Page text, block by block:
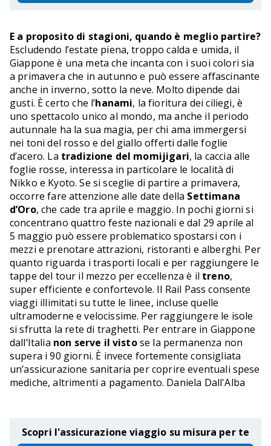
E a proposito di stagioni, quando è meglio partire?
Escludendo l’estate piena, troppo calda e umida, il
Giappone è una meta che incanta con i suoi colori sia
a primavera che in autunno e può essere affascinante
anche in inverno, sotto la neve. Molto dipende dai
gusti. È certo che l’hanami, la fioritura dei ciliegi, è
uno spettacolo unico al mondo, ma anche il periodo
autunnale ha la sua magia, per chi ama immergersi
nei toni del rosso e del giallo offerti dalle foglie
d’acero. La tradizione del momijigari, la caccia alle
foglie rosse, interessa in particolare le località di
Nikko e Kyoto. Se si sceglie di partire a primavera,
occorre fare attenzione alle date della Settimana
d’Oro, che cade tra aprile e maggio. In pochi giorni si
concentrano quattro feste nazionali e dal 29 aprile al
5 maggio può essere problematico spostarsi con i
mezzi e prenotare attrazioni, ristoranti e alberghi. Per
quanto riguarda i trasporti locali e per raggiungere le
tappe del tour il mezzo per eccellenza è il treno,
super efficiente e confortevole. Il Rail Pass consente
viaggi illimitati su tutte le linee, incluse quelle
ultramoderne e velocissime. Per raggiungere le isole
si sfrutta la rete di traghetti. Per entrare in Giappone
dall’Italia non serve il vistose la permanenza non
supera i 90 giorni. È invece fortemente consigliata
un’assicurazione sanitaria per coprire eventuali spese
mediche, altrimenti a pagamento. Daniela Dall'Alba
Scopri l'assicurazione viaggio su misura per te